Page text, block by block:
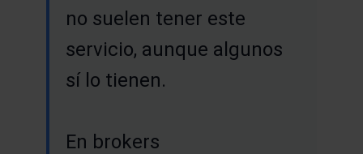
no suelen tener este
servicio, aunque algunos
sí lo tienen.
En brokers